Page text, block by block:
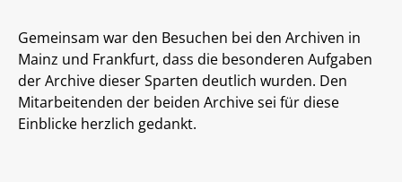
Gemeinsam war den Besuchen bei den Archiven in
Mainz und Frankfurt, dass die besonderen Aufgaben
der Archive dieser Sparten deutlich wurden. Den
Mitarbeitenden der beiden Archive sei für diese
Einblicke herzlich gedankt.